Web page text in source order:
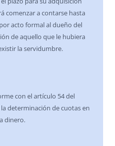
comenzar a contarse hasta
acto formal al dueño del
de aquello que le hubiera
la servidumbre.
con el artículo 54 del
determinación de cuotas en
dinero.